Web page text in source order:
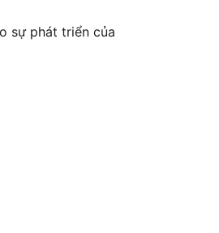
sự phát triển của